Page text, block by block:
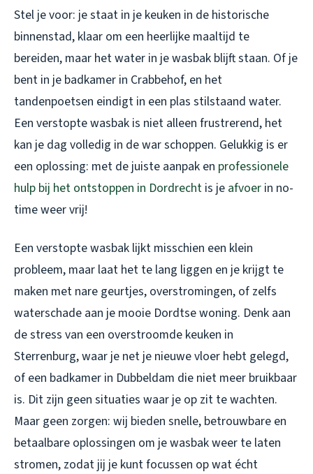
Stel je voor: je staat in je keuken in de historische
binnenstad, klaar om een heerlijke maaltijd te
bereiden, maar het water in je wasbak blijft staan. Of je
bent in je badkamer in Crabbehof, en het
tandenpoetsen eindigt in een plas stilstaand water.
Een verstopte wasbak is niet alleen frustrerend, het
kan je dag volledig in de war schoppen. Gelukkig is er
een oplossing: met de juiste aanpak en professionele
hulp bij het ontstoppen in Dordrecht is je afvoer in no-
time weer vrij!
Een verstopte wasbak lijkt misschien een klein
probleem, maar laat het te lang liggen en je krijgt te
maken met nare geurtjes, overstromingen, of zelfs
waterschade aan je mooie Dordtse woning. Denk aan
de stress van een overstroomde keuken in
Sterrenburg, waar je net je nieuwe vloer hebt gelegd,
of een badkamer in Dubbeldam die niet meer bruikbaar
is. Dit zijn geen situaties waar je op zit te wachten.
Maar geen zorgen: wij bieden snelle, betrouwbare en
betaalbare oplossingen om je wasbak weer te laten
stromen, zodat jij je kunt focussen op wat écht